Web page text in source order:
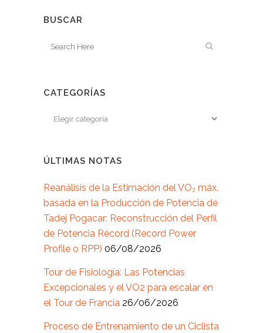
duda de cómo
mejora de una
BUSCAR
CATEGORÍAS
ÚLTIMAS NOTAS
Reanálisis de la Estimación del VO₂ máx.
basada en la Producción de Potencia de
Tadej Pogacar: Reconstrucción del Perfil
de Potencia Récord (Record Power
Profile o RPP) 06/08/2026
Tour de Fisiología: Las Potencias
Excepcionales y el VO2 para escalar en
el Tour de Francia 26/06/2026
Proceso de Entrenamiento de un Ciclista